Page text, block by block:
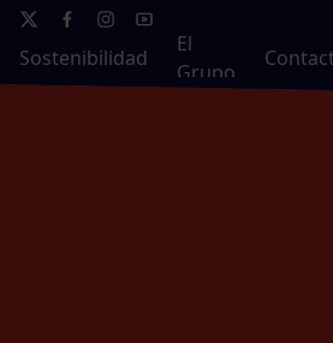
Sostenibilidad
El
Grupo